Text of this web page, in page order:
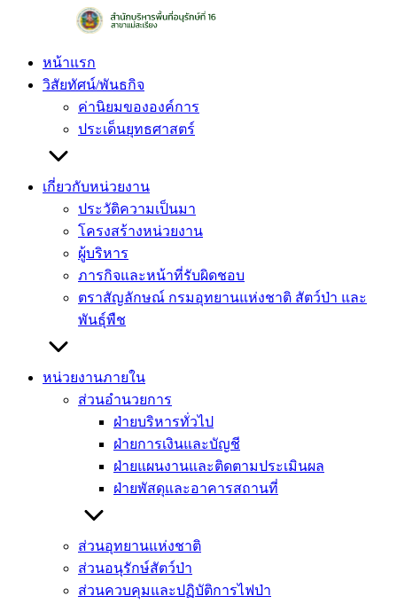
หน้าแรก
วิสัยทัศน์/พันธกิจ
ค่านิยมขององค์การ
ประเด็นยุทธศาสตร์
เกี่ยวกับหน่วยงาน
ประวัติความเป็นมา
โครงสร้างหน่วยงาน
ผู้บริหาร
ภารกิจและหน้าที่รับผิดชอบ
ตราสัญลักษณ์ กรมอุทยานแห่งชาติ สัตว์ป่า และ
พันธุ์พืช
หน่วยงานภายใน
ส่วนอำนวยการ
ฝ่ายบริหารทั่วไป
ฝ่ายการเงินและบัญชี
ฝ่ายแผนงานและติดตามประเมินผล
ฝ่ายพัสดุและอาคารสถานที่
ส่วนอุทยานแห่งชาติ
ส่วนอนุรักษ์สัตว์ป่า
ส่วนควบคุมและปฏิบัติการไฟป่า